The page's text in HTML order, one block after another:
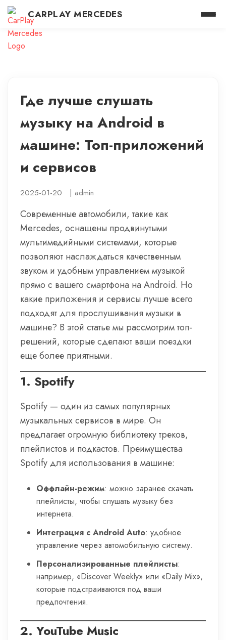
CARPLAY MERCEDES
Где лучше слушать
музыку на Android в
машине: Топ-приложений
и сервисов
2025-01-20 | admin
Современные автомобили, такие как
Mercedes, оснащены продвинутыми
мультимедийными системами, которые
позволяют наслаждаться качественным
звуком и удобным управлением музыкой
прямо с вашего смартфона на Android. Но
какие приложения и сервисы лучше всего
подходят для прослушивания музыки в
машине? В этой статье мы рассмотрим топ-
решений, которые сделают ваши поездки
еще более приятными.
1. Spotify
Spotify — один из самых популярных
музыкальных сервисов в мире. Он
предлагает огромную библиотеку треков,
плейлистов и подкастов. Преимущества
Spotify для использования в машине:
Оффлайн-режим: можно заранее скачать
плейлисты, чтобы слушать музыку без
интернета.
Интеграция с Android Auto: удобное
управление через автомобильную систему.
Персонализированные плейлисты:
например, «Discover Weekly» или «Daily Mix»,
которые подстраиваются под ваши
предпочтения.
2. YouTube Music